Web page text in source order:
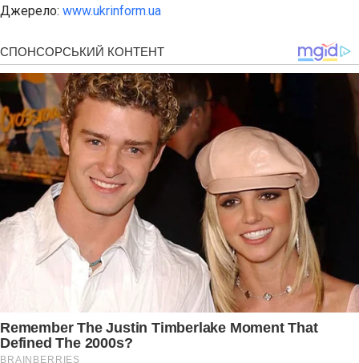
Джерело: www.ukrinform.ua